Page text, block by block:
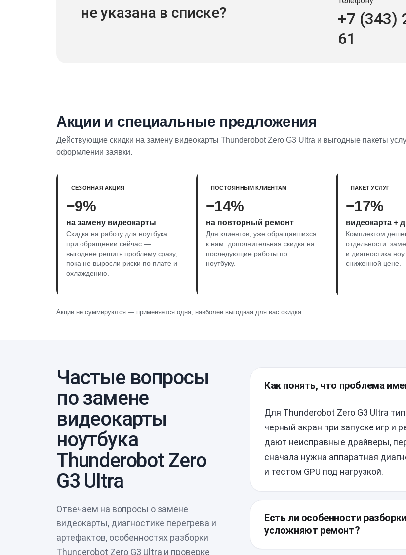
не указана в списке?
+7 (343)
61
Акции и специальные предложения
Действующие скидки на замену видеокарты Thunderobot Zero G3 Ultra и выгодные пакеты
оформлении заявки.
СЕЗОННАЯ АКЦИЯ
−9%
на замену видеокарты
Скидка на работу для ноутбука
при обращении сейчас —
выгоднее решить проблему сразу,
пока не выросли риски по плате и
охлаждению.
ПОСТОЯННЫМ КЛИЕНТАМ
−14%
на повторный ремонт
Для клиентов, уже обращавшихся
к нам: дополнительная скидка на
последующие работы по
ноутбуку.
ПАКЕТ УСЛУГ
−17%
видеокарта +
Комплектом
отдельности:
и диагностика
сниженной цене.
Акции не суммируются — применяется одна, наиболее выгодная для вас скидка.
Частые вопросы
по замене
видеокарты
ноутбука
Thunderobot Zero
G3 Ultra
Отвечаем на вопросы о замене
видеокарты, диагностике перегрева и
артефактов, особенностях разборки
Thunderobot Zero G3 Ultra и проверке
Как понять, что проблема
Для Thunderobot Zero G3 Ultra
черный экран при запуске игр и
дают неисправные драйверы,
сначала нужна аппаратная
и тестом GPU под нагрузкой.
Есть ли особенности
усложняют ремонт?